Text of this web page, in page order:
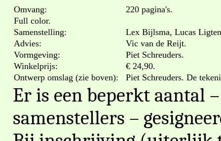
Omvang:
220 pagina's.
Full color.
Samenstelling:
Lex Bijlsma, Lucas
Advies:
Vic van de Reijt.
Vormgeving:
Piet Schreuders.
Winkelprijs:
€ 24,90.
Ontwerp omslag (zie boven):
Piet Schreuders. De
Er is een beperkt aantal
samenstellers –